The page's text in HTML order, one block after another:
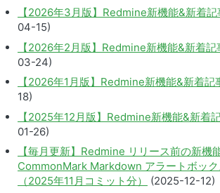
【2026年3月版】Redmine新機能&新着記
04-15)
【2026年2月版】Redmine新機能&新着記
03-24)
【2026年1月版】Redmine新機能&新着記
18)
【2025年12月版】Redmine新機能&新着
01-26)
【毎月更新】Redmine リリース前の新機
CommonMark Markdown アラートボッ
（2025年11月コミット分）
(2025-12-12)